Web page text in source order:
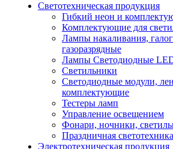
Светотехническая продукция
Гибкий неон и
Комплектующие для
Лампы накаливания,
газоразрядные
Лампы Светодиодные
Светильники
Светодиодные модули,
комплектующие
Тестеры ламп
Управление освещением
Фонари, ночники,
Праздничная светотехника
Электротехническая продукция